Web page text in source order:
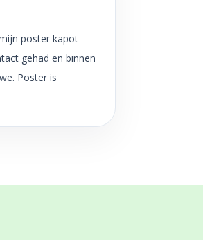
poster kapot
gehad en binnen
Poster is